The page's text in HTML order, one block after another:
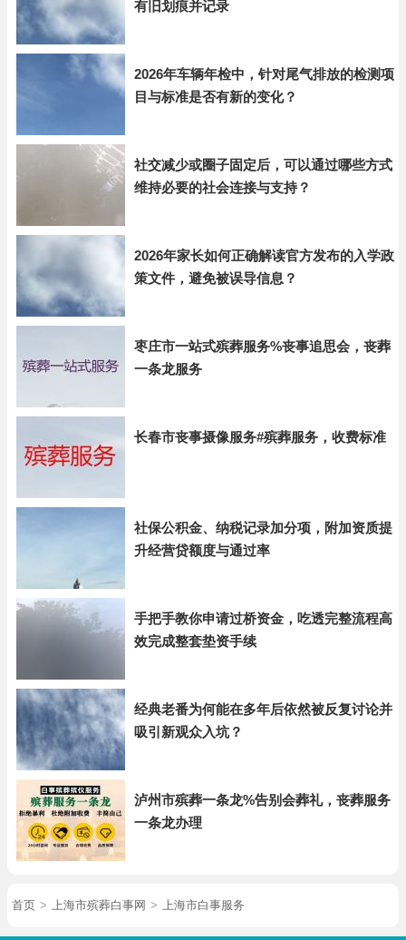
有旧划痕并记录
2026年车辆年检中，针对尾气排放的检测项
目与标准是否有新的变化？
社交减少或圈子固定后，可以通过哪些方式
维持必要的社会连接与支持？
2026年家长如何正确解读官方发布的入学政
策文件，避免被误导信息？
枣庄市一站式殡葬服务%丧事追思会，丧葬
一条龙服务
长春市丧事摄像服务#殡葬服务，收费标准
社保公积金、纳税记录加分项，附加资质提
升经营贷额度与通过率
手把手教你申请过桥资金，吃透完整流程高
效完成整套垫资手续
经典老番为何能在多年后依然被反复讨论并
吸引新观众入坑？
泸州市殡葬一条龙%告别会葬礼，丧葬服务
一条龙办理
首页 > 上海市殡葬白事网 > 上海市白事服务